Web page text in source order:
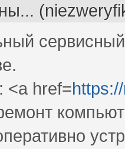
<a href=